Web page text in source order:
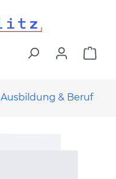
Ausbildung & Beruf